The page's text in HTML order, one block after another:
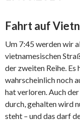
Fahrt auf
Um 7:45 werden wir
vietnamesischen
der zweiten Reihe. Es
wahrscheinlich noch
hat verloren. Auch
durch, gehalten wird
steht – und das darf